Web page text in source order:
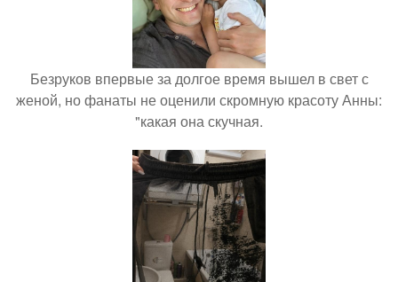
Безруков впервые за долгое время вышел в свет с
женой, но фанаты не оценили скромную красоту Анны:
"какая она скучная.